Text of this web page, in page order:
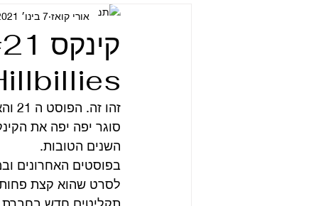
Please Please Me
Rubber Soul
Revolver
The Beatles - White Album
קאברים
אורי קואז 7 בינו׳ 2021
השנים הטובות.
בפוסטים האחרונים
לסרט שהוא קצת פחות,